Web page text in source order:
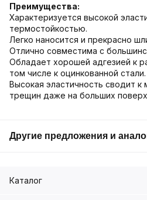
Преимущества:
Характеризуется высокой
термостойкостью.
Легко наносится и прекрасно
Отлично совместима с
Обладает хорошей адгезией к
том числе к оцинкованной стали.
Высокая эластичность сводит к
трещин даже на больших
Другие предложения и
Каталог